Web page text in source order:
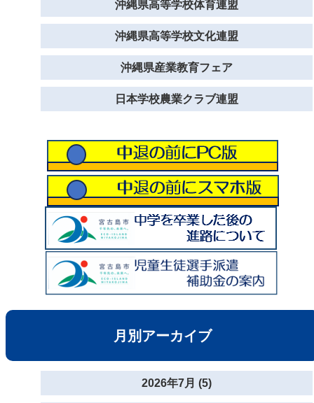
沖縄県高等学校体育連盟
沖縄県高等学校文化連盟
沖縄県産業教育フェア
日本学校農業クラブ連盟
月別アーカイブ
2026年7月 (5)